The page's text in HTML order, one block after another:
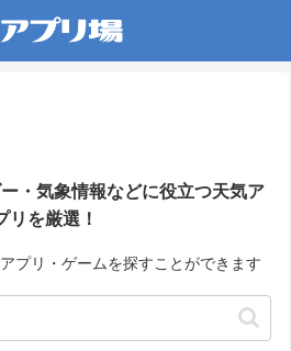
・気象情報などに役立つ天気ア
リを厳選！
プリ・ゲームを探すことができます